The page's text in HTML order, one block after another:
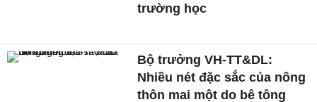
trường học
Bộ trưởng VH-TT&DL:
Nhiều nét đặc sắc của nông
thôn mai một do bê tông